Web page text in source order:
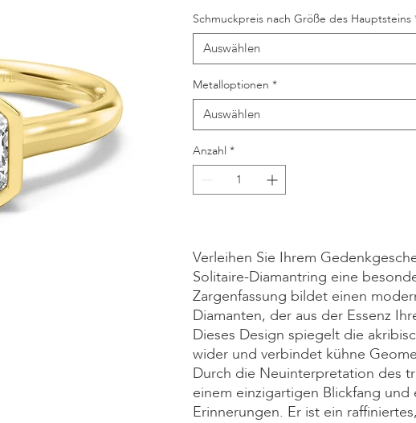
Schmuckpreis nach Größe des Hauptsteins
Auswählen
Metalloptionen *
Auswählen
Anzahl *
Verleihen Sie Ihrem
Solitaire-Diamantring eine
Zargenfassung bildet einen
Diamanten, der aus der Essenz
Dieses Design spiegelt die
wider und verbindet kühne
Durch die Neuinterpretation des
einem einzigartigen Blickfang
Erinnerungen. Er ist ein